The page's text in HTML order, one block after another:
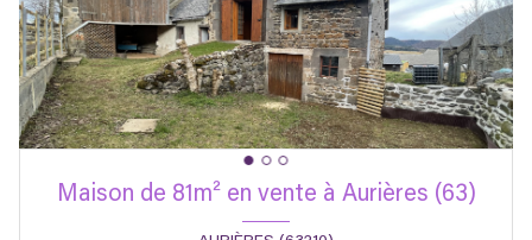
Maison de 81m² en vente à Aurières (63)